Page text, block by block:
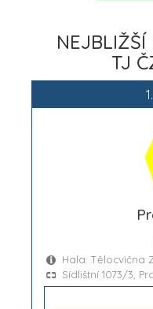
NEJBLIŽŠÍ
TJ
Hala: Tělocvična
Sídlištní 1073/3,